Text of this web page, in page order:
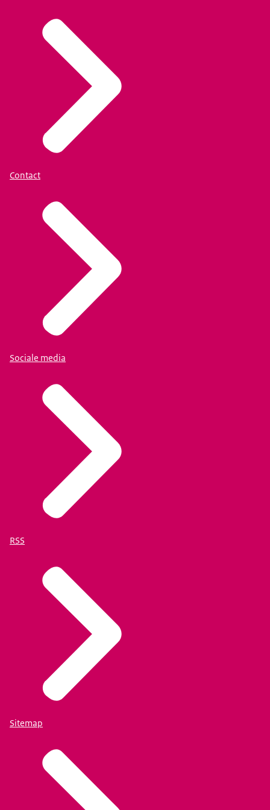
Contact
Sociale media
RSS
Sitemap